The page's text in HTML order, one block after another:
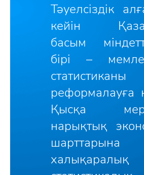
Тәуелсіздік
кейін
басым
бірі –
статистиканы
реформалауға
Қысқа
нарықтық
шарттарына
халықаралық